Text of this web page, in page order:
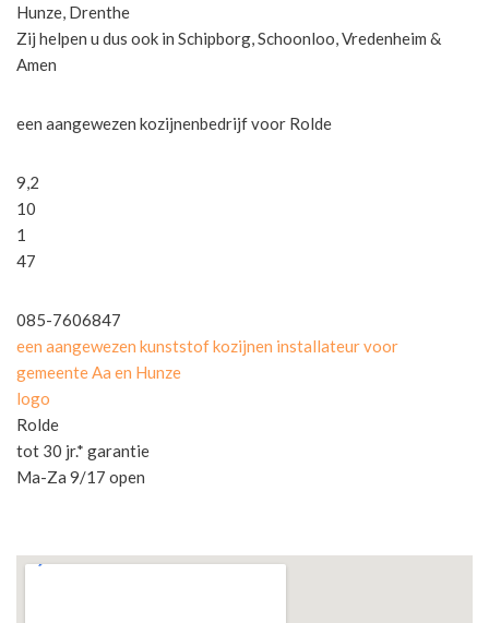
Hunze, Drenthe
Zij helpen u dus ook in Schipborg, Schoonloo, Vredenheim &
Amen
een aangewezen kozijnenbedrijf voor Rolde
9,2
10
1
47
085-7606847
een aangewezen kunststof kozijnen installateur voor
gemeente Aa en Hunze
logo
Rolde
tot 30 jr.* garantie
Ma-Za 9/17 open